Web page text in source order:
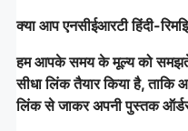
क्या आप एनसीईआरटी हिंदी-
हम आपके समय के मूल्य को समझते
सीधा लिंक तैयार किया है,
लिंक से जाकर अपनी पुस्तक